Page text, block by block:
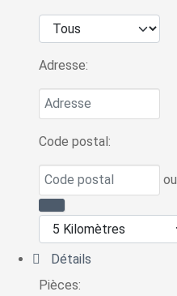
Adresse:
Code postal:
ou
Détails
Pièces: